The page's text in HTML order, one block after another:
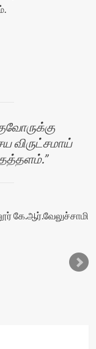
விருட்சமாய்
கே.ஆர்.வேலுச்சாமி